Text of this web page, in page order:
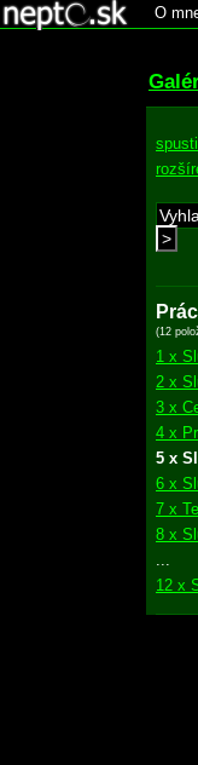
O
>
(12
1 x
2 x
3 x
4 x
5 x
6 x
7 x
8 x
12 x